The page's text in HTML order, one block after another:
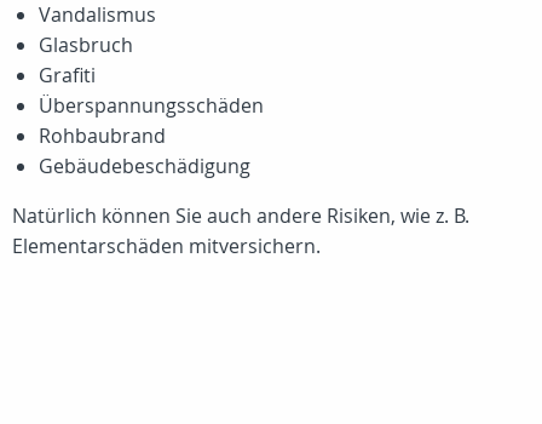
Vandalismus
Glasbruch
Grafiti
Überspannungsschäden
Rohbaubrand
Gebäudebeschädigung
Natürlich können Sie auch andere Risiken, wie z. B.
Elementarschäden mitversichern.